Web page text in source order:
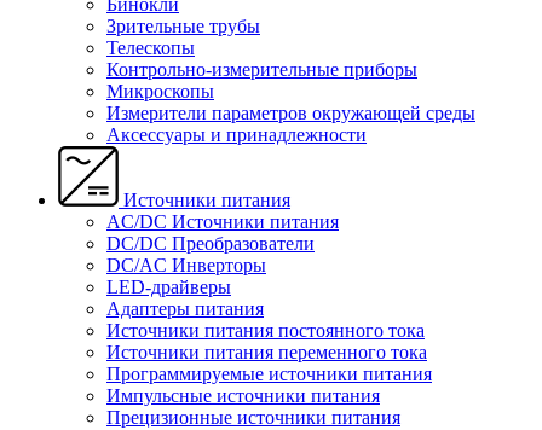
Бинокли
Зрительные трубы
Телескопы
Контрольно-измерительные приборы
Микроскопы
Измерители параметров окружающей среды
Аксессуары и принадлежности
Источники питания
AC/DC Источники питания
DC/DC Преобразователи
DC/AC Инверторы
LED-драйверы
Адаптеры питания
Источники питания постоянного тока
Источники питания переменного тока
Программируемые источники питания
Импульсные источники питания
Прецизионные источники питания